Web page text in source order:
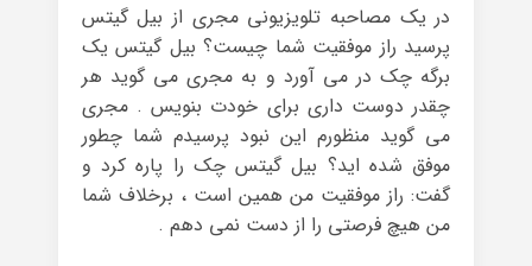
در یک مصاحبه تلویزیونی مجری از بیل گیتس
پرسید راز موفقیت شما چیست؟ بیل گیتس یک
برگه چک در می آورد و به مجری می گوید هر
چقدر دوست داری برای خودت بنویس . مجری
می گوید منظورم این نبود پرسیدم شما چطور
موفق شده اید؟ بیل گیتس چک را پاره کرد و
گفت: راز موفقیت من همین است ، برخلاف شما
من هیچ فرصتی را از دست نمی دهم .